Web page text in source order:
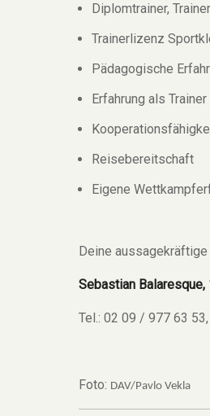
Diplomtrainer,
Trainerlizenz
Pädagogische
Erfahrung als
Reisebereitschaft
Eigene
Deine
Sebastian
Tel.: 02 09 / 977 63 53,
Foto: DAV/Pavlo Vekla